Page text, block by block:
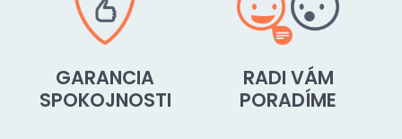
GARANCIA
SPOKOJNOSTI
RADI VÁM
PORADÍME